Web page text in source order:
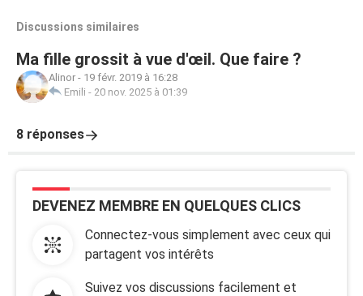
Discussions similaires
Ma fille grossit à vue d'œil. Que faire ?
Alinor - 19 févr. 2019 à 16:28
Emili - 20 nov. 2025 à 01:39
8 réponses
DEVENEZ MEMBRE EN QUELQUES CLICS
Connectez-vous simplement avec ceux qui
partagent vos intérêts
Suivez vos discussions facilement et